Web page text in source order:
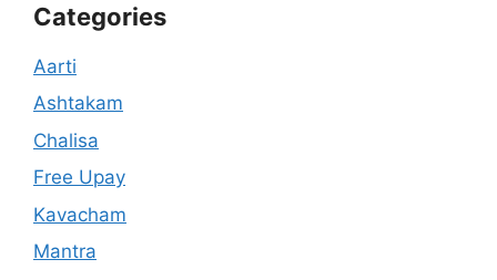
Categories
Aarti
Ashtakam
Chalisa
Free Upay
Kavacham
Mantra